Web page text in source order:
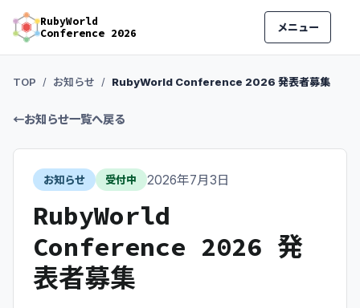
RubyWorld
Conference 2026
メニュー
TOP お知らせ RubyWorld Conference 2026 発表者募集
←お知らせ一覧へ戻る
お知らせ 受付中 2026年7月3日
RubyWorld
Conference 2026 発
表者募集